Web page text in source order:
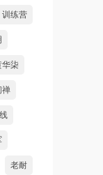
训练营
华柒
禅
老耐